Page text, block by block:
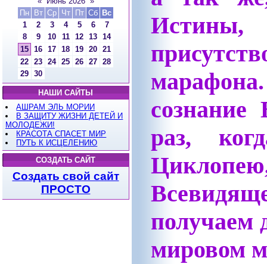
Пн
Вт Ср Чт Пт Сб Вс
1
2 3 4 5 6
7
8
9 10 11 12 13 14
15 16 17 18 19 20 21
22 23 24 25 26 27 28
29 30
НАШИ САЙТЫ
АШРАМ ЭЛЬ МОРИИ
В ЗАЩИТУ ЖИЗНИ ДЕТЕЙ И
МОЛОДЕЖИ!
КРАСОТА СПАСЕТ МИР
ПУТЬ К ИСЦЕЛЕНИЮ
СОЗДАТЬ САЙТ
Создать свой сайт
ПРОСТО
раз,
получаем
мировом